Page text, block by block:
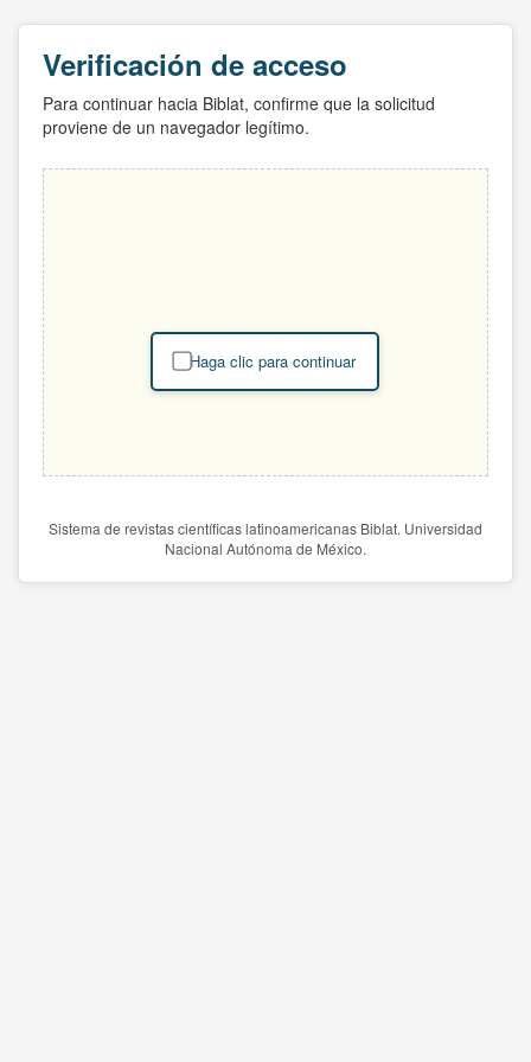
Verificación de acceso
Para continuar hacia Biblat, confirme que la solicitud
proviene de un navegador legítimo.
Haga clic para continuar
Sistema de revistas científicas latinoamericanas Biblat. Universidad
Nacional Autónoma de México.